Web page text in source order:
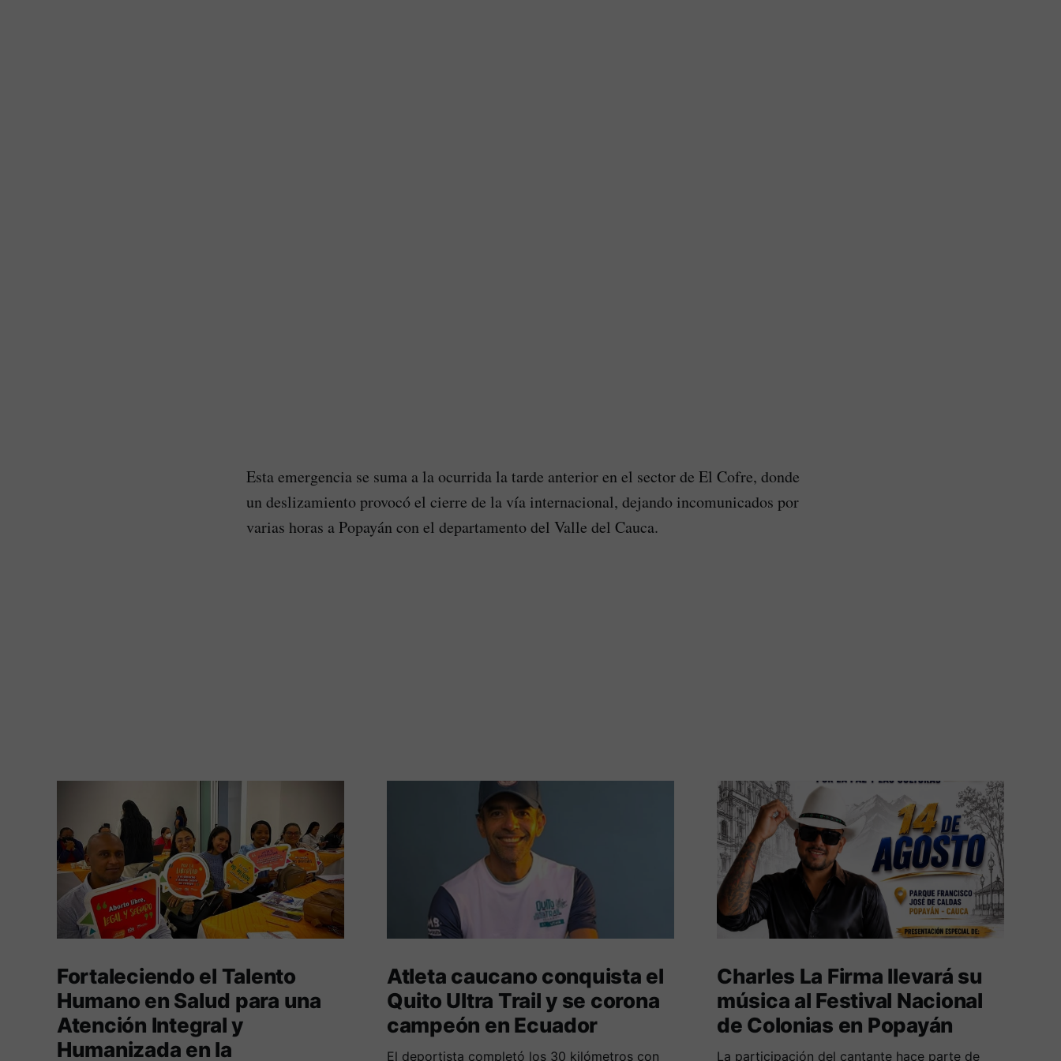
Esta emergencia se suma a la ocurrida la tarde anterior en el sector de El Cofre, donde
un deslizamiento provocó el cierre de la vía internacional, dejando incomunicados por
varias horas a Popayán con el departamento del Valle del Cauca.
Fortaleciendo el Talento
Humano en Salud para una
Atención Integral y
Humanizada en la
Atleta caucano conquista el
Quito Ultra Trail y se corona
campeón en Ecuador
El deportista completó los 30 kilómetros con
Charles La Firma llevará su
música al Festival Nacional
de Colonias en Popayán
La participación del cantante hace parte de